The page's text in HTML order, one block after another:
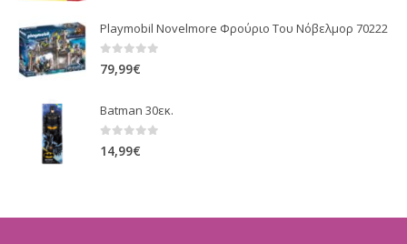
Playmobil Novelmore Φρούριο Του Νόβελμορ 70222
0out of 5
79,99€
Batman 30εκ.
0 out of 5
14,99€